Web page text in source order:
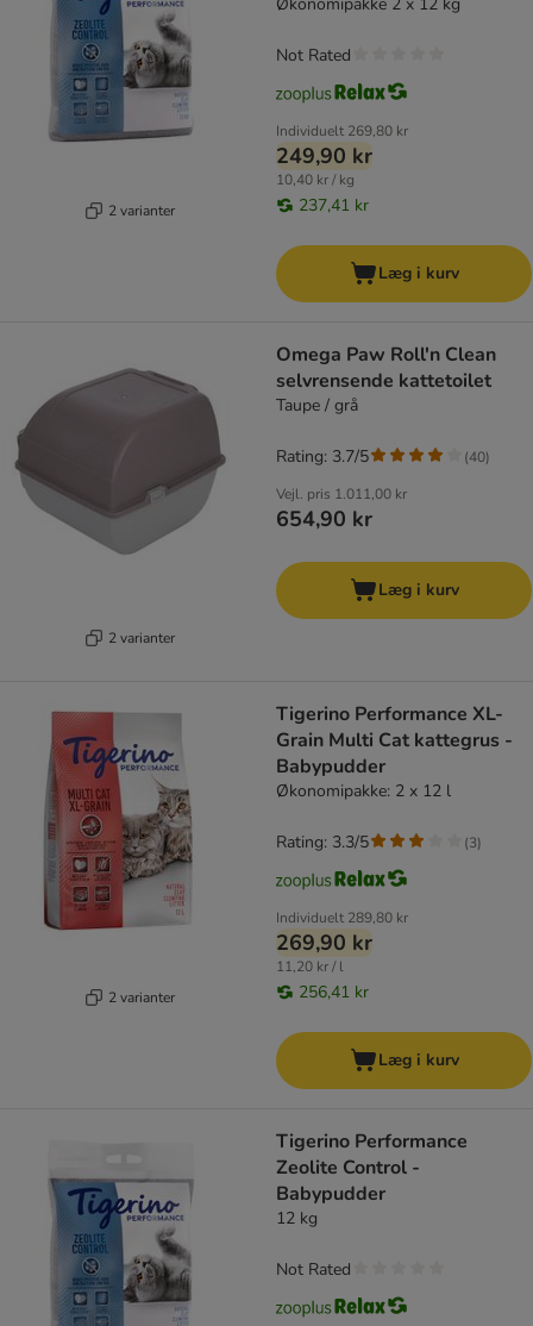
2 varianter
Individuelt 269,80 kr
249,90 kr
10,40 kr / kg
237,41 kr
Not Rated
Læg i kurv
2 varianter
Omega Paw Roll'n Clean
selvrensende kattetoilet
Taupe / grå
Vejl. pris 1.011,00 kr
654,90 kr
Rating: 3.7/5 (40)
Læg i kurv
2 varianter
Tigerino Performance XL-
Grain Multi Cat kattegrus -
Babypudder
Økonomipakke: 2 x 12 l
Individuelt 289,80 kr
269,90 kr
11,20 kr / l
256,41 kr
Rating: 3.3/5 (3)
Læg i kurv
Tigerino Performance
Zeolite Control -
Babypudder
12 kg
Not Rated